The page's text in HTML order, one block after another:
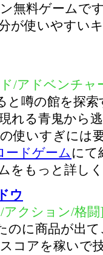
無料ゲームで
が使いやすい
/アドベンチャ
と噂の館を探
れる青鬼から
使いすぎには
ードゲームにて
をもっと詳し
ウ
クション/格闘
のに商品が出
コアを稼いで